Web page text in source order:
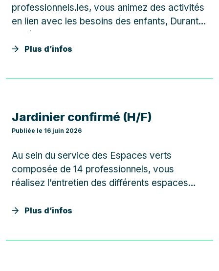
professionnels.les, vous animez des activités
en lien avec les besoins des enfants, Durant
la période scolaire, vous assurez
l’encadrement du temps des repas entre
Plus d’infos
Jardinier confirmé (H/F)
Publiée le 16 juin 2026
Au sein du service des Espaces verts
composée de 14 professionnels, vous
réalisez l’entretien des différents espaces
ce titre, vous serez chargé notamment de :
massifs et des parcs…
Plus d’infos